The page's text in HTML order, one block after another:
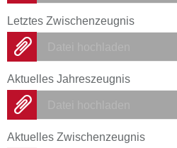
Letztes Zwischenzeugnis
Aktuelles Jahreszeugnis
Aktuelles Zwischenzeugnis